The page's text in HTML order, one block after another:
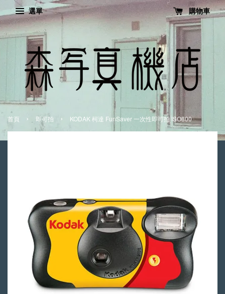
選單 購物車
首頁 › 即可拍 › KODAK 柯達 FunSaver 一次性即可拍 ISO800